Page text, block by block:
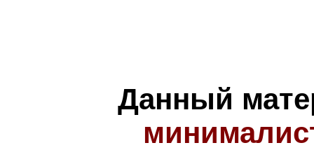
Данный